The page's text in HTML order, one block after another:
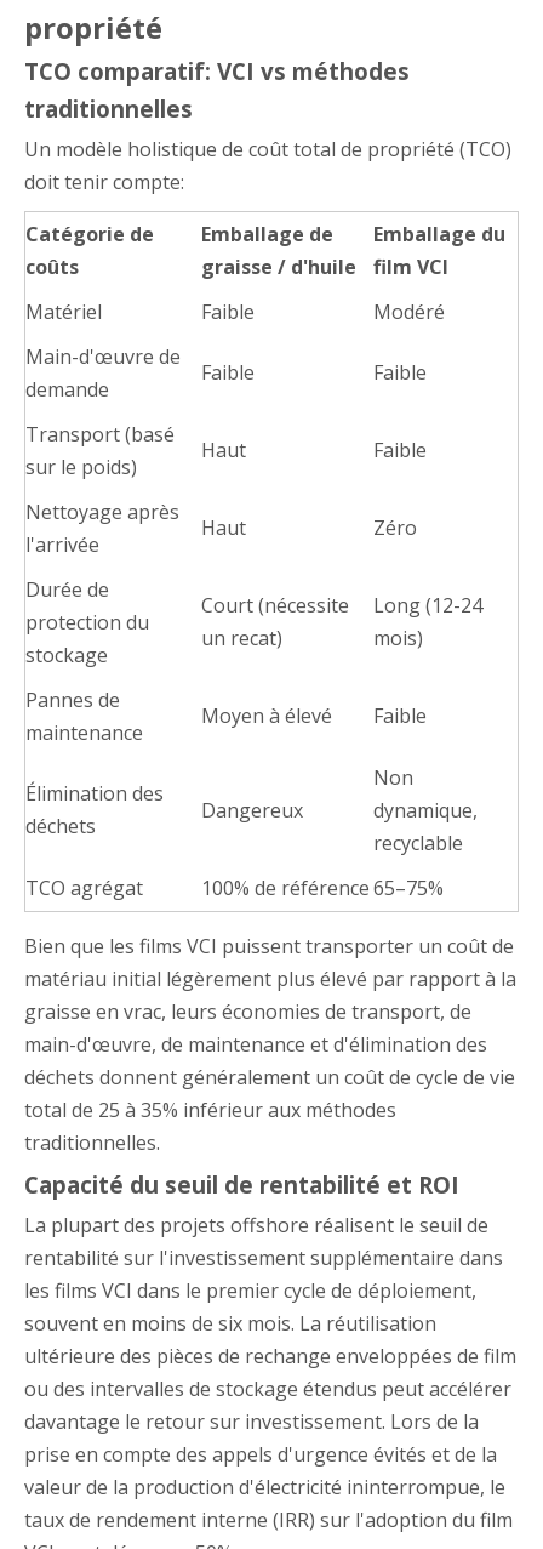
propriété
TCO comparatif: VCI vs méthodes
traditionnelles
Un modèle holistique de coût total de propriété (TCO)
doit tenir compte:
Catégorie de
coûts
Emballage de
graisse / d'huile
Emballage du
film VCI
Matériel
Faible
Modéré
Main-d'œuvre de
demande
Faible Faible
Transport (basé
sur le poids)
Haut Faible
Nettoyage après
l'arrivée
Haut Zéro
Durée de
protection du
stockage
Court (nécessite
un recat)
Long (12-24
mois)
Pannes de
maintenance
Moyen à élevé Faible
Élimination des
déchets
Dangereux
Non
dynamique,
recyclable
TCO agrégat
100% de référence65–75%
Bien que les films VCI puissent transporter un coût de
matériau initial légèrement plus élevé par rapport à la
graisse en vrac, leurs économies de transport, de
main-d'œuvre, de maintenance et d'élimination des
déchets donnent généralement un coût de cycle de vie
total de 25 à 35% inférieur aux méthodes
traditionnelles.
Capacité du seuil de rentabilité et ROI
La plupart des projets offshore réalisent le seuil de
rentabilité sur l'investissement supplémentaire dans
les films VCI dans le premier cycle de déploiement,
souvent en moins de six mois. La réutilisation
ultérieure des pièces de rechange enveloppées de film
ou des intervalles de stockage étendus peut accélérer
davantage le retour sur investissement. Lors de la
prise en compte des appels d'urgence évités et de la
valeur de la production d'électricité ininterrompue, le
taux de rendement interne (IRR) sur l'adoption du film